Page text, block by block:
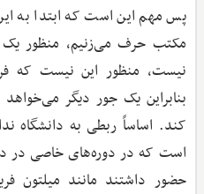
پس مهم این است که ابتدا به
مکتب حرف می‌زنیم، منظور
نیست، منظور این نیست که
بنابراین یک جور دیگر
کند. اساساً ربطی به دانشگاه
است که در دوره‌های خاصی در
حضور داشتند مانند میلتون